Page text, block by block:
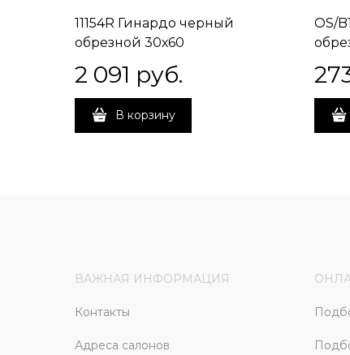
11154R Гинардо черный
обрезной 30х60
2 091 руб.
В корзину
OS/
ВАЖНАЯ ИНФОРМАЦИЯ
Контакты
Адреса салонов